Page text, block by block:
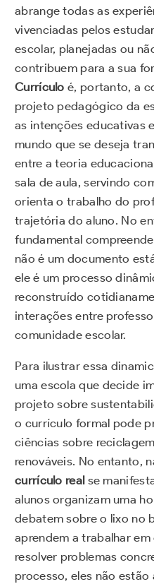
abrange todas as
vivenciadas pelos
escolar, planejadas ou
contribuem para a sua
Currículo é, portanto, a
projeto pedagógico da
as intenções educativas
mundo que se deseja
entre a teoria
sala de aula, servindo
orienta o trabalho do
trajetória do aluno. No
fundamental
não é um documento
ele é um processo
reconstruído
interações entre
comunidade escolar.
Para ilustrar essa
uma escola que decide
projeto sobre
o currículo formal pode
ciências sobre
renováveis. No entanto,
currículo real se
alunos organizam uma
debatem sobre o lixo no
aprendem a trabalhar
resolver problemas
processo, eles não estão